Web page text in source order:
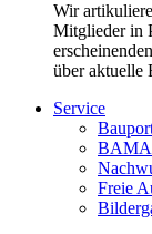
Wir
Mitglieder in
über aktuelle
Service
Freie